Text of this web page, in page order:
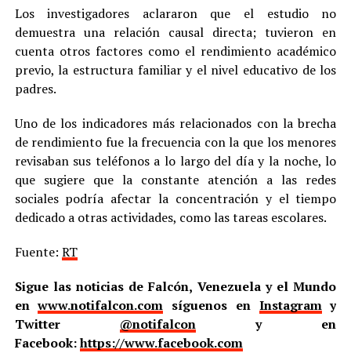
Los investigadores aclararon que el estudio no
demuestra una relación causal directa; tuvieron en
cuenta otros factores como el rendimiento académico
previo, la estructura familiar y el nivel educativo de los
padres.
Uno de los indicadores más relacionados con la brecha
de rendimiento fue la frecuencia con la que los menores
revisaban sus teléfonos a lo largo del día y la noche, lo
que sugiere que la constante atención a las redes
sociales podría afectar la concentración y el tiempo
dedicado a otras actividades, como las tareas escolares.
Fuente: RT
Sigue las noticias de Falcón, Venezuela y el Mundo
enwww.notifalcon.com síguenos en Instagramy
Twitter @notifalcony en
Facebook:https://www.facebook.com